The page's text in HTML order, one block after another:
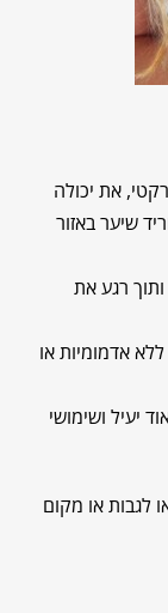
את יכולה
שיער באזור
רגע את
אדמומיות או
יעיל ושימושי
לגבות או מקום